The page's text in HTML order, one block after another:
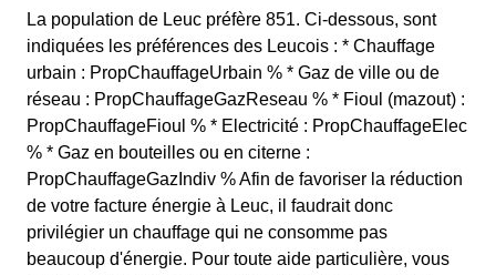
La population de Leuc préfère 851. Ci-dessous, sont
indiquées les préférences des Leucois : * Chauffage
urbain : PropChauffageUrbain % * Gaz de ville ou de
réseau : PropChauffageGazReseau % * Fioul (mazout) :
PropChauffageFioul % * Electricité : PropChauffageElec
% * Gaz en bouteilles ou en citerne :
PropChauffageGazIndiv % Afin de favoriser la réduction
de votre facture énergie à Leuc, il faudrait donc
privilégier un chauffage qui ne consomme pas
beaucoup d'énergie. Pour toute aide particulière, vous